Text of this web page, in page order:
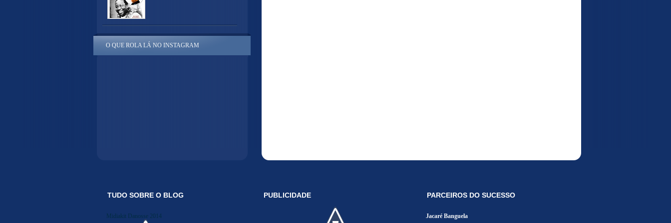
O QUE ROLA LÁ NO INSTAGRAM
TUDO SOBRE O BLOG
Midiakit Danosse 2014
PUBLICIDADE PARCEIROS DO SUCESSO
Jacaré Banguela